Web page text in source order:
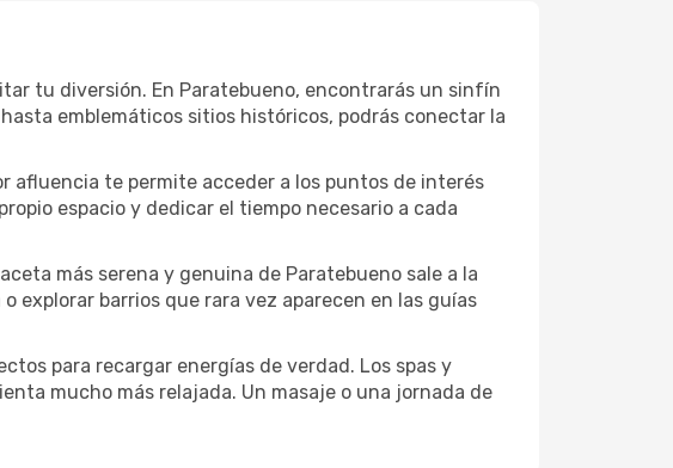
tu diversión. En Paratebueno, encontrarás un sinfín
emblemáticos sitios históricos, podrás conectar la
afluencia te permite acceder a los puntos de interés
espacio y dedicar el tiempo necesario a cada
más serena y genuina de Paratebueno sale a la
explorar barrios que rara vez aparecen en las guías
para recargar energías de verdad. Los spas y
mucho más relajada. Un masaje o una jornada de